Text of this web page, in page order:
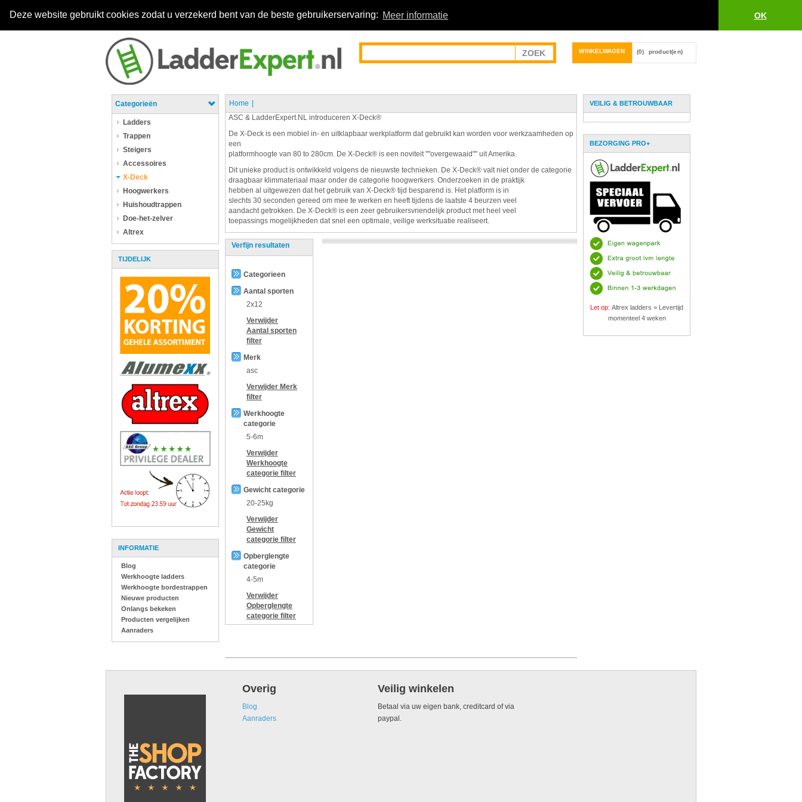
Deze website gebruikt cookies zodat u verzekerd bent van de beste gebruikerservaring: Meer informatie OK
WINKELWAGEN (0) product(en)
Categorieën
Ladders
Trappen
Steigers
Accessoires
X-Deck
Hoogwerkers
Huishoudtrappen
Doe-het-zelver
Altrex
TIJDELIJK
INFORMATIE
Blog
Werkhoogte ladders
Werkhoogte bordestrappen
Nieuwe producten
Onlangs bekeken
Producten vergelijken
Aanraders
Home
ASC & LadderExpert.NL introduceren X-Deck®
De X-Deck is een mobiel in- en uitklapbaar werkplatform dat gebruikt kan worden voor werkzaamheden op
een
platformhoogte van 80 to 280cm. De X-Deck® is een noviteit ""overgewaaid"" uit Amerika.
Dit unieke product is ontwikkeld volgens de nieuwste technieken. De X-Deck® valt niet onder de categorie
draagbaar klimmateriaal maar onder de categorie hoogwerkers. Onderzoeken in de praktijk
hebben al uitgewezen dat het gebruik van X-Deck® tijd besparend is. Het platform is in
slechts 30 seconden gereed om mee te werken en heeft tijdens de laatste 4 beurzen veel
aandacht getrokken. De X-Deck® is een zeer gebruikersvriendelijk product met heel veel
toepassings mogelijkheden dat snel een optimale, veilige werksituatie realiseert.
Verfijn resultaten
Categorieen
Aantal sporten
2x12
Verwijder
Aantal sporten
filter
Merk
asc
Verwijder Merk
filter
Werkhoogte
categorie
5-6m
Verwijder
Werkhoogte
categorie filter
Gewicht categorie
20-25kg
Verwijder
Gewicht
categorie filter
Opberglengte
categorie
4-5m
Verwijder
Opberglengte
categorie filter
VEILIG & BETROUWBAAR
BEZORGING PRO+
Let op: Altrex ladders = Levertijd
momenteel 4 weken
Overig
Blog
Aanraders
Veilig winkelen
Betaal via uw eigen bank, creditcard of via
paypal.